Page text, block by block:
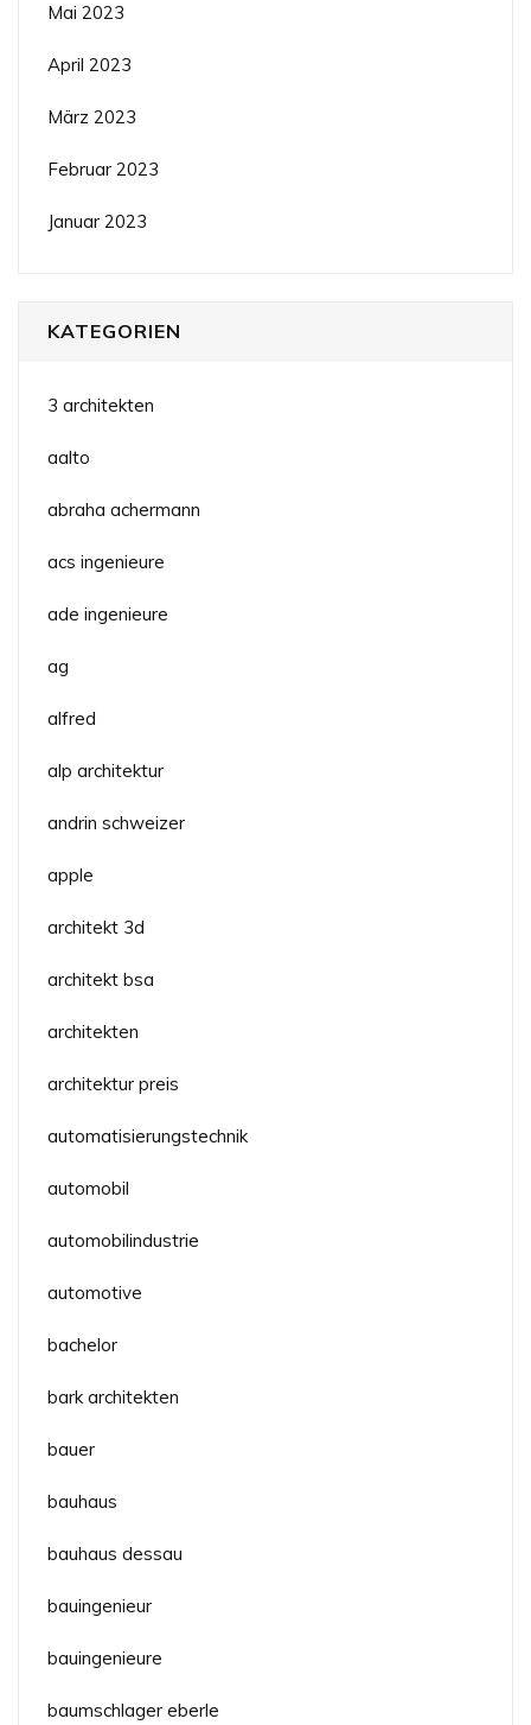
Mai 2023
April 2023
März 2023
Februar 2023
Januar 2023
KATEGORIEN
3 architekten
aalto
abraha achermann
acs ingenieure
ade ingenieure
ag
alfred
alp architektur
andrin schweizer
apple
architekt 3d
architekt bsa
architekten
architektur preis
automatisierungstechnik
automobil
automobilindustrie
automotive
bachelor
bark architekten
bauer
bauhaus
bauhaus dessau
bauingenieur
bauingenieure
baumschlager eberle